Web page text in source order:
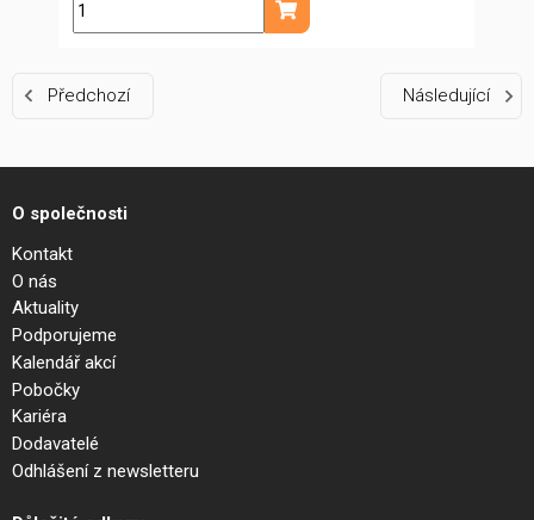
ks
Přidat do košíku
Předchozí Následující
O společnosti
Kontakt
O nás
Aktuality
Podporujeme
Kalendář akcí
Pobočky
Kariéra
Dodavatelé
Odhlášení z newsletteru